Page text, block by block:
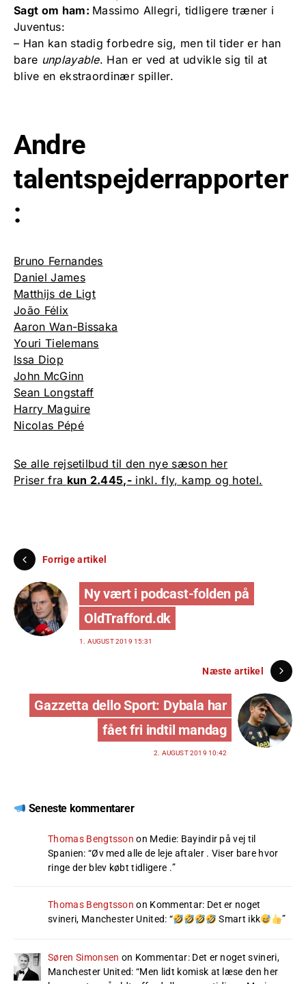
Sagt om ham: Massimo Allegri, tidligere træner i
Juventus:
– Han kan stadig forbedre sig, men til tider er han
bare unplayable. Han er ved at udvikle sig til at
blive en ekstraordinær spiller.
Andre
talentspejderrapporter
:
Bruno Fernandes
Daniel James
Matthijs de Ligt
João Félix
Aaron Wan-Bissaka
Youri Tielemans
Issa Diop
John McGinn
Sean Longstaff
Harry Maguire
Nicolas Pépé
Se alle rejsetilbud til den nye sæson her
Priser fra kun 2.445,- inkl. fly, kamp og hotel.
Forrige artikel
Ny vært i podcast-folden på
OldTrafford.dk
1. AUGUST 2019 15:31
Næste artikel
Gazzetta dello Sport: Dybala har
fået fri indtil mandag
2. AUGUST 2019 10:42
Seneste kommentarer
Thomas Bengtsson on Medie: Bayindir på vej til
Spanien: “Øv med alle de leje aftaler . Viser bare hvor
ringe der blev købt tidligere .”
Thomas Bengtsson on Kommentar: Det er noget
svineri, Manchester United: “ Smart ikk ”
Søren Simonsen on Kommentar: Det er noget svineri,
Manchester United: “Men lidt komisk at læse den her